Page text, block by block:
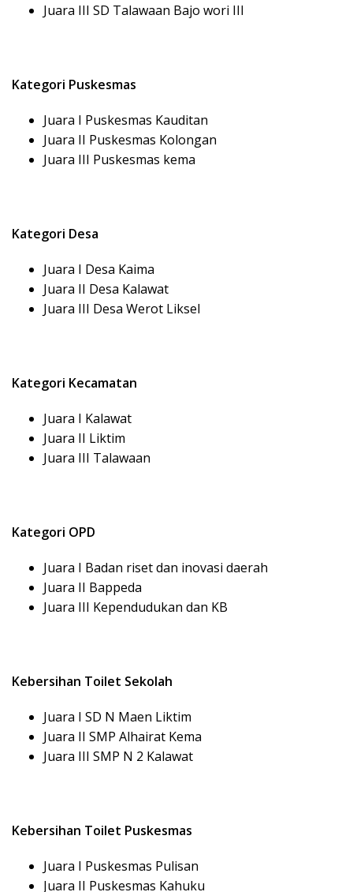
Juara III SD Talawaan Bajo wori III
Kategori Puskesmas
Juara I Puskesmas Kauditan
Juara II Puskesmas Kolongan
Juara III Puskesmas kema
Kategori Desa
Juara I Desa Kaima
Juara II Desa Kalawat
Juara III Desa Werot Liksel
Kategori Kecamatan
Juara I Kalawat
Juara II Liktim
Juara III Talawaan
Kategori OPD
Juara I Badan riset dan inovasi daerah
Juara II Bappeda
Juara III Kependudukan dan KB
Kebersihan Toilet Sekolah
Juara I SD N Maen Liktim
Juara II SMP Alhairat Kema
Juara III SMP N 2 Kalawat
Kebersihan Toilet Puskesmas
Juara I Puskesmas Pulisan
Juara II Puskesmas Kahuku